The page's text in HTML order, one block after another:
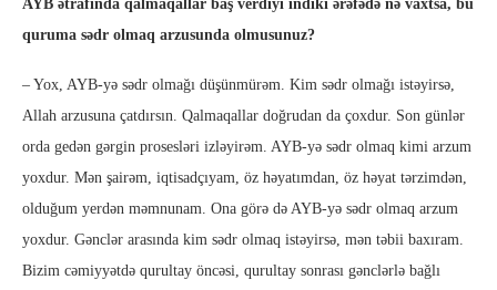
AYB ətrafında qalmaqallar baş verdiyi indiki ərəfədə nə vaxtsa, bu
quruma sədr olmaq arzusunda olmusunuz?
– Yox, AYB-yə sədr olmağı düşünmürəm. Kim sədr olmağı istəyirsə,
Allah arzusuna çatdırsın. Qalmaqallar doğrudan da çoxdur. Son günlər
orda gedən gərgin prosesləri izləyirəm. AYB-yə sədr olmaq kimi arzum
yoxdur. Mən şairəm, iqtisadçıyam, öz həyatımdan, öz həyat tərzimdən,
olduğum yerdən məmnunam. Ona görə də AYB-yə sədr olmaq arzum
yoxdur. Gənclər arasında kim sədr olmaq istəyirsə, mən təbii baxıram.
Bizim cəmiyyətdə qurultay öncəsi, qurultay sonrası gənclərlə bağlı